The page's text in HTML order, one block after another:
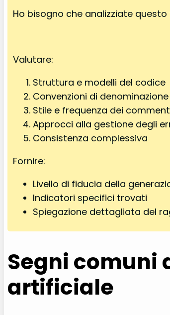
Ho bisogno che analizziate
Valutare:
Struttura e modelli del codice
Convenzioni di
Stile e frequenza dei
Approcci alla gestione degli
Consistenza complessiva
Fornire:
Livello di fiducia della
Indicatori specifici trovati
Spiegazione dettagliata del
Segni comuni
artificiale